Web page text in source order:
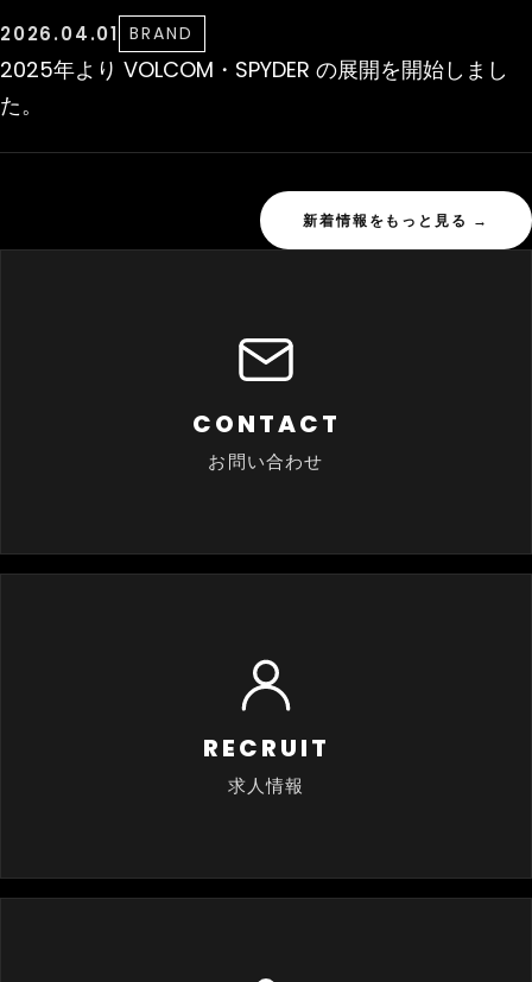
2026.04.01 BRAND
2025年より VOLCOM・SPYDER の展開を開始しまし
た。
新着情報をもっと見る →
CONTACT
お問い合わせ
RECRUIT
求人情報